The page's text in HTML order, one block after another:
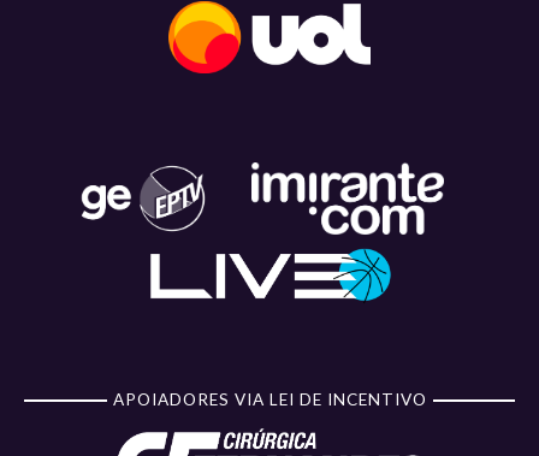
APOIADORES VIA LEI DE INCENTIVO